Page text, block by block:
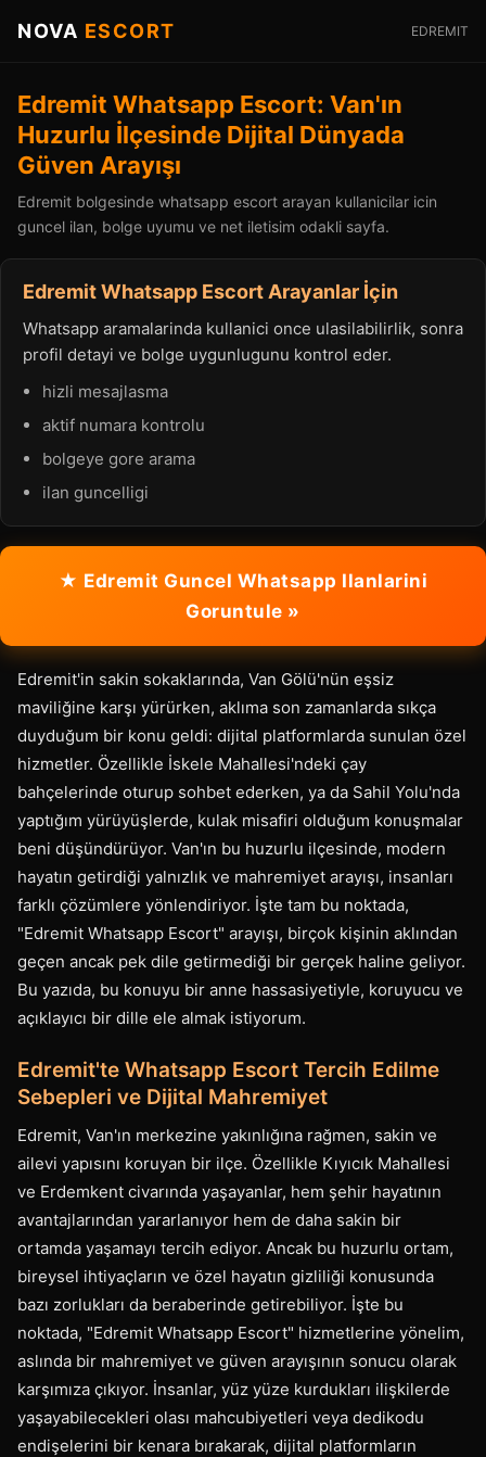
NOVA ESCORT EDREMIT
Edremit Whatsapp Escort: Van'ın
Huzurlu İlçesinde Dijital Dünyada
Güven Arayışı
Edremit bolgesinde whatsapp escort arayan kullanicilar icin
guncel ilan, bolge uyumu ve net iletisim odakli sayfa.
Edremit Whatsapp Escort Arayanlar İçin
Whatsapp aramalarinda kullanici once ulasilabilirlik, sonra
profil detayi ve bolge uygunlugunu kontrol eder.
hizli mesajlasma
aktif numara kontrolu
bolgeye gore arama
ilan guncelligi
★ Edremit Guncel Whatsapp Ilanlarini
Goruntule »
Edremit'in sakin sokaklarında, Van Gölü'nün eşsiz
maviliğine karşı yürürken, aklıma son zamanlarda sıkça
duyduğum bir konu geldi: dijital platformlarda sunulan özel
hizmetler. Özellikle İskele Mahallesi'ndeki çay
bahçelerinde oturup sohbet ederken, ya da Sahil Yolu'nda
yaptığım yürüyüşlerde, kulak misafiri olduğum konuşmalar
beni düşündürüyor. Van'ın bu huzurlu ilçesinde, modern
hayatın getirdiği yalnızlık ve mahremiyet arayışı, insanları
farklı çözümlere yönlendiriyor. İşte tam bu noktada,
"Edremit Whatsapp Escort" arayışı, birçok kişinin aklından
geçen ancak pek dile getirmediği bir gerçek haline geliyor.
Bu yazıda, bu konuyu bir anne hassasiyetiyle, koruyucu ve
açıklayıcı bir dille ele almak istiyorum.
Edremit'te Whatsapp Escort Tercih Edilme
Sebepleri ve Dijital Mahremiyet
Edremit, Van'ın merkezine yakınlığına rağmen, sakin ve
ailevi yapısını koruyan bir ilçe. Özellikle Kıyıcık Mahallesi
ve Erdemkent civarında yaşayanlar, hem şehir hayatının
avantajlarından yararlanıyor hem de daha sakin bir
ortamda yaşamayı tercih ediyor. Ancak bu huzurlu ortam,
bireysel ihtiyaçların ve özel hayatın gizliliği konusunda
bazı zorlukları da beraberinde getirebiliyor. İşte bu
noktada, "Edremit Whatsapp Escort" hizmetlerine yönelim,
aslında bir mahremiyet ve güven arayışının sonucu olarak
karşımıza çıkıyor. İnsanlar, yüz yüze kurdukları ilişkilerde
yaşayabilecekleri olası mahcubiyetleri veya dedikodu
endişelerini bir kenara bırakarak, dijital platformların